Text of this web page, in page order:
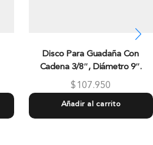
Disco Para Guadaña Con
Cadena 3/8″, Diámetro 9″.
$ 107.950
Añadir al carrito